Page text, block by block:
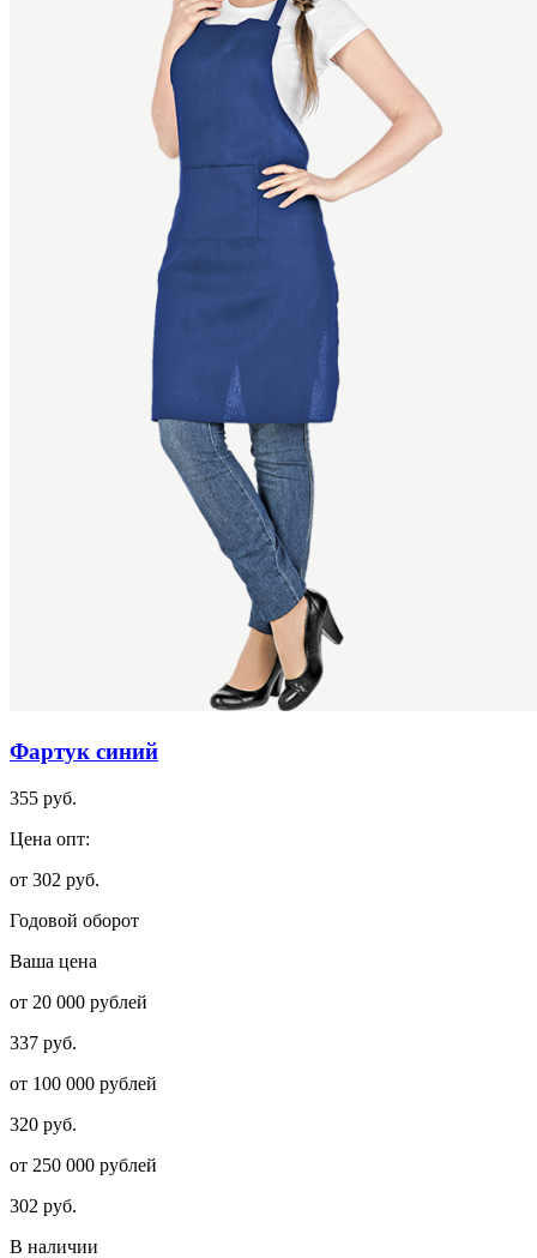
Фартук синий
355 руб.
Цена опт:
от 302 руб.
Годовой оборот
Ваша цена
от 20 000 рублей
337 руб.
от 100 000 рублей
320 руб.
от 250 000 рублей
302 руб.
В наличии